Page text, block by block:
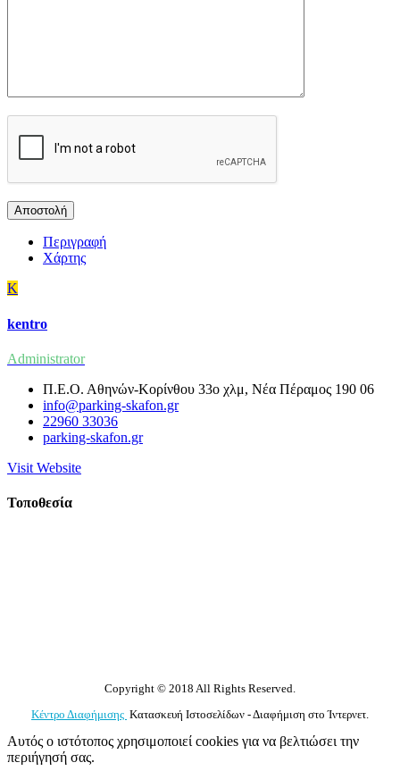
Περιγραφή
Χάρτης
K
kentro
Administrator
Π.Ε.Ο. Αθηνών-Κορίνθου 33ο χλμ, Νέα Πέραμος 190 06
info@parking-skafon.gr
22960 33036
parking-skafon.gr
Visit Website
Τοποθεσία
Copyright © 2018 All Rights Reserved.
Κέντρο Διαφήμισης Κατασκευή Ιστοσελίδων - Διαφήμιση στο Ίντερνετ.
Αυτός ο ιστότοπος χρησιμοποιεί cookies για να βελτιώσει την
περιήγησή σας.